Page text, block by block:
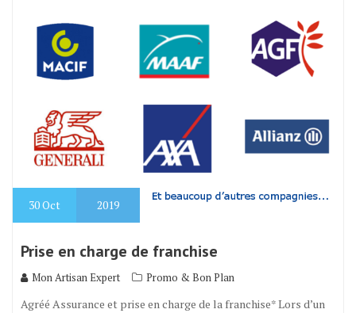
30Oct 2019
Prise en charge de franchise
Mon Artisan Expert Promo & Bon Plan
Agréé Assurance et prise en charge de la franchise* Lors d’un